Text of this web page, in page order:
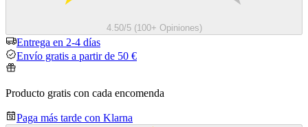
4.50/5 (100+ Opiniones)
Entrega en 2-4 días
Envío gratis a partir de 50 €
Producto gratis con cada encomenda
Paga más tarde con Klarna